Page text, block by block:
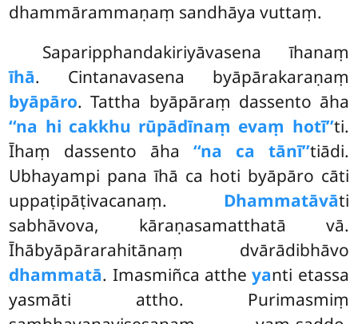
dhammārammaṇaṃ sandhāya vuttaṃ.
Saparipphandakiriyāvasena īhanaṃ
īhā. Cintanavasena byāpārakaraṇaṃ
byāpāro. Tattha byāpāraṃ dassento āha
‘‘na hi cakkhu rūpādīnaṃ evaṃ hotī’’ti.
Īhaṃ dassento āha ‘‘na ca tānī’’tiādi.
Ubhayampi pana īhā ca hoti byāpāro cāti
uppaṭipāṭivacanaṃ. Dhammatāvāti
sabhāvova, kāraṇasamatthatā vā.
Īhābyāpārarahitānaṃ dvārādibhāvo
dhammatā. Imasmiñca attheyanti etassa
yasmāti attho. Purimasmiṃ